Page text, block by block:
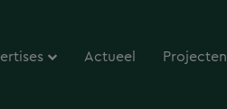
Actueel Projecten